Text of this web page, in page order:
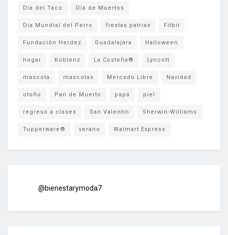
Día del Taco Día de Muertos
Día Mundial del Perro fiestas patrias Fitbit
Fundación Herdez Guadalajara Halloween
hogar Koblenz La Costeña® Lyncott
mascota mascotas Mercado Libre Navidad
otoño Pan de Muerto papá piel
regreso a clases San Valentín Sherwin-Williams
Tupperware® verano Walmart Express
@bienestarymoda7